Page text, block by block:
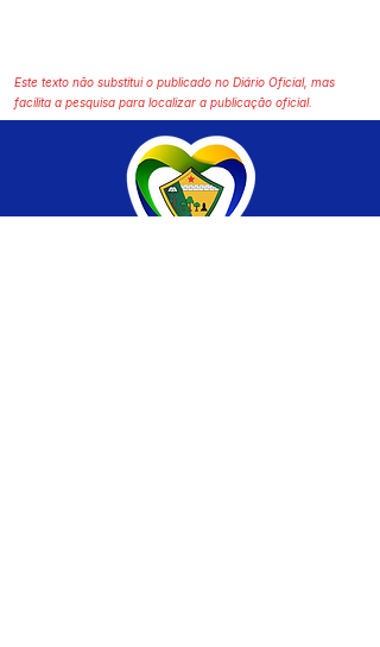
Este texto não substitui o publicado no Diário Oficial, mas
facilita a pesquisa para localizar a publicação oficial.